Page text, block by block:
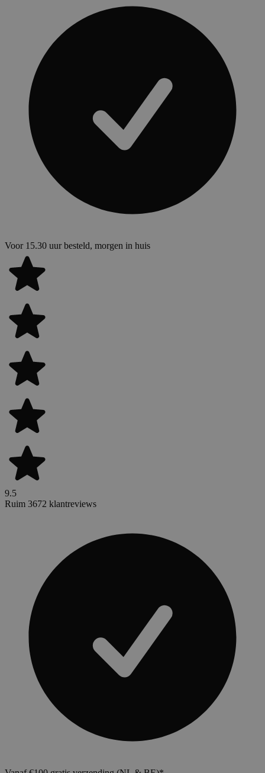
Voor 15.30 uur besteld, morgen in huis
9.5
Ruim 3672 klantreviews